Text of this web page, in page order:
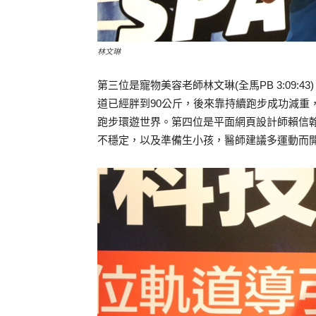
林文琳
第三位是寵物美容老師林文琳(全馬PB
道已經胖到90公斤，後來靠持續跑步成功減
跑步環遊世界。第四位是平面網頁設計師賴信
不穩定，以及準備生小孩，醫師建議多運動而